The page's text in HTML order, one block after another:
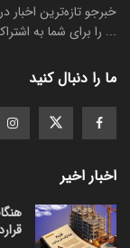
خبرجو تازه‌ترین
... را برای شما به
ما را دنبال کنید
اخبار اخیر